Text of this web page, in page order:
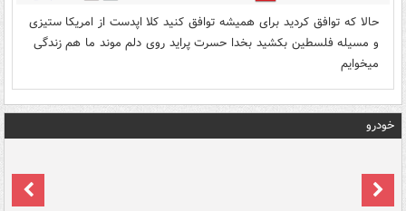
حالا که توافق کردید برای همیشه توافق کنید کلا اپدست از امریکا ستیزی
و مسیله فلسطین بکشید بخدا حسرت پراید روی دلم موند ما هم زندگی
میخوایم
خودرو